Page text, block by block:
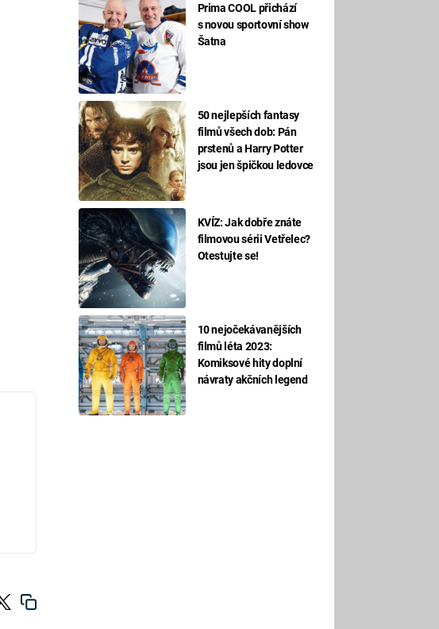
Prima COOL přichází
s novou sportovní show
Šatna
50 nejlepších fantasy
filmů všech dob: Pán
prstenů a Harry Potter
jsou jen špičkou ledovce
KVÍZ: Jak dobře znáte
filmovou sérii Vetřelec?
Otestujte se!
10 nejočekávanějších
filmů léta 2023:
Komiksové hity doplní
návraty akčních legend